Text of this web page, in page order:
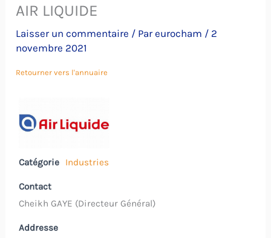
AIR LIQUIDE
Laisser un commentaire / Pareurocham / 2
novembre 2021
Retourner vers l'annuaire
Catégorie Industries
Contact
Cheikh GAYE (Directeur Général)
Addresse